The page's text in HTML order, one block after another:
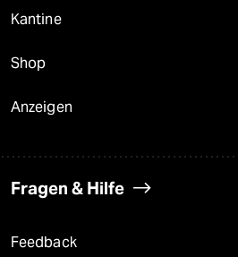
Kantine
Shop
Anzeigen
Fragen & Hilfe
Feedback